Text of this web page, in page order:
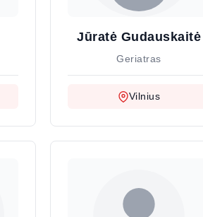
Jūratė Gudauskaitė
Geriatras
Vilnius